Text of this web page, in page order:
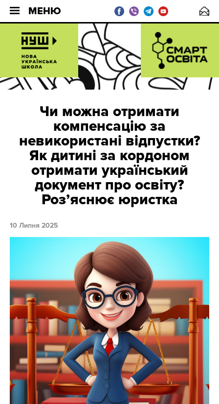
МЕНЮ
Чи можна отримати
компенсацію за
невикористані відпустки?
Як дитині за кордоном
отримати український
документ про освіту?
Роз’яснює юристка
10 Липня 2025